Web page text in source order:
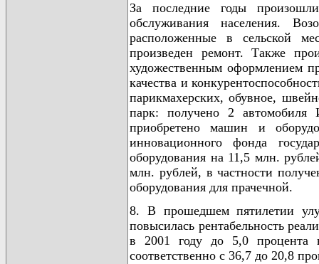
За последние годы
обслуживания населения.
расположенные в сельской
произведен ремонт. Также
художественным оформлением
качества и
парикмахерских, обувное,
парк: получено 2
приобретено машин и
инновационного фонда
оборудования на 11,5 млн.
млн. рублей, в частности
оборудования для прачечной.
8. В прошедшем пятилетии
повысилась рентабельность
в 2001 году до 5,0 процента
соответственно с 36,7 до 20,8